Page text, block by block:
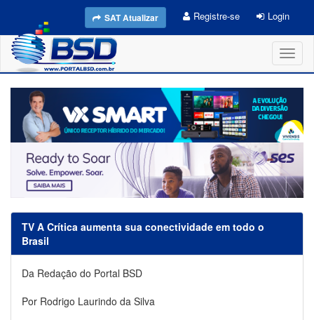
SAT Atualizar Registre-se Login
TV A Crítica aumenta sua conectividade em todo o
Brasil
Da Redação do Portal BSD
Por Rodrigo Laurindo da Silva